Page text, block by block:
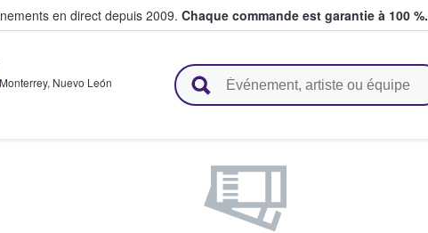
en direct depuis 2009. Chaque commande est garantie à 100 %.
et vendent des billets
Monterrey, Nuevo León